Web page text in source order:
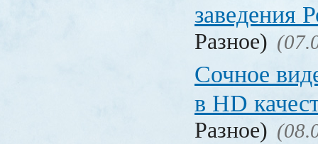
заведения
Разное)
Сочное
в HD
Разное)